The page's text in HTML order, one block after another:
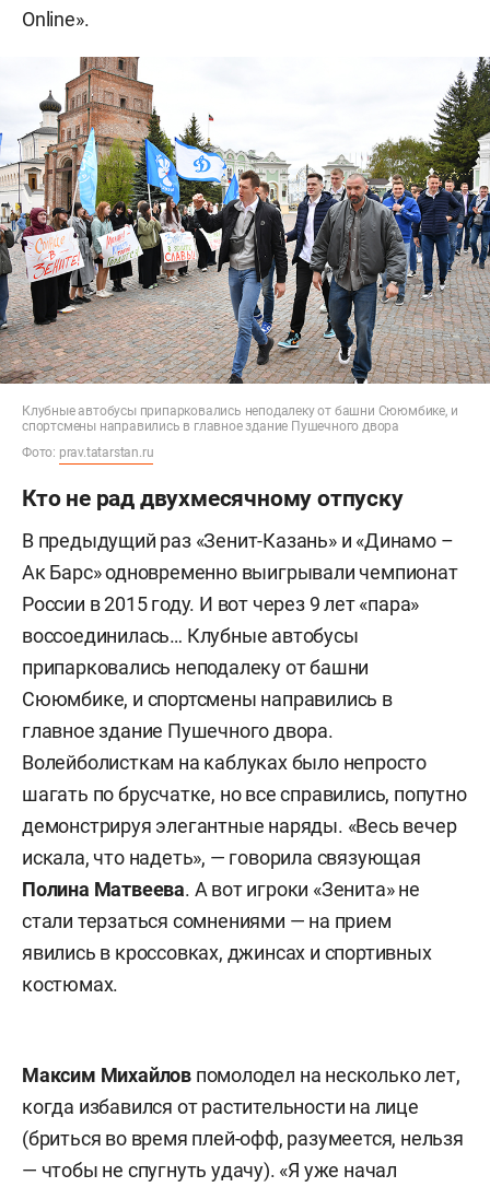
Online».
Клубные автобусы припарковались неподалеку от башни Сююмбике, и
спортсмены направились в главное здание Пушечного двора
Фото: prav.tatarstan.ru
Кто не рад двухмесячному отпуску
В предыдущий раз «Зенит-Казань» и «Динамо –
Ак Барс» одновременно выигрывали чемпионат
России в 2015 году. И вот через 9 лет «пара»
воссоединилась… Клубные автобусы
припарковались неподалеку от башни
Сююмбике, и спортсмены направились в
главное здание Пушечного двора.
Волейболисткам на каблуках было непросто
шагать по брусчатке, но все справились, попутно
демонстрируя элегантные наряды. «Весь вечер
искала, что надеть», — говорила связующая
Полина Матвеева. А вот игроки «Зенита» не
стали терзаться сомнениями — на прием
явились в кроссовках, джинсах и спортивных
костюмах.
Максим Михайлов помолодел на несколько лет,
когда избавился от растительности на лице
(бриться во время плей-офф, разумеется, нельзя
— чтобы не спугнуть удачу). «Я уже начал